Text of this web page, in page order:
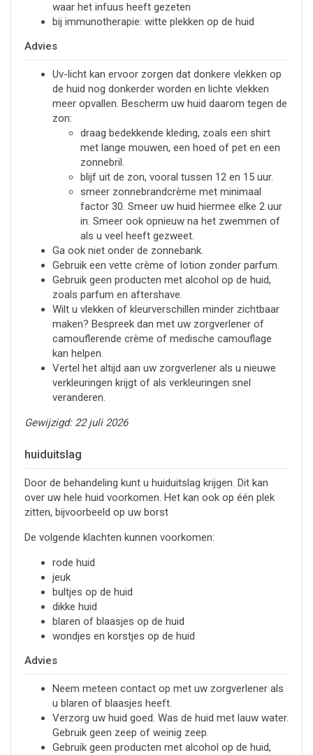
waar het infuus heeft gezeten
bij immunotherapie: witte plekken op de huid
Advies
Uv-licht kan ervoor zorgen dat donkere vlekken op
de huid nog donkerder worden en lichte vlekken
meer opvallen. Bescherm uw huid daarom tegen de
zon:
draag bedekkende kleding, zoals een shirt
met lange mouwen, een hoed of pet en een
zonnebril.
blijf uit de zon, vooral tussen 12 en 15 uur.
smeer zonnebrandcrème met minimaal
factor 30. Smeer uw huid hiermee elke 2 uur
in. Smeer ook opnieuw na het zwemmen of
als u veel heeft gezweet.
Ga ook niet onder de zonnebank.
Gebruik een vette crème of lotion zonder parfum.
Gebruik geen producten met alcohol op de huid,
zoals parfum en aftershave.
Wilt u vlekken of kleurverschillen minder zichtbaar
maken? Bespreek dan met uw zorgverlener of
camouflerende crème of medische camouflage
kan helpen.
Vertel het altijd aan uw zorgverlener als u nieuwe
verkleuringen krijgt of als verkleuringen snel
veranderen.
Gewijzigd: 22 juli 2026
huiduitslag
Door de behandeling kunt u huiduitslag krijgen. Dit kan
over uw hele huid voorkomen. Het kan ook op één plek
zitten, bijvoorbeeld op uw borst
De volgende klachten kunnen voorkomen:
rode huid
jeuk
bultjes op de huid
dikke huid
blaren of blaasjes op de huid
wondjes en korstjes op de huid
Advies
Neem meteen contact op met uw zorgverlener als
u blaren of blaasjes heeft.
Verzorg uw huid goed. Was de huid met lauw water.
Gebruik geen zeep of weinig zeep.
Gebruik geen producten met alcohol op de huid,